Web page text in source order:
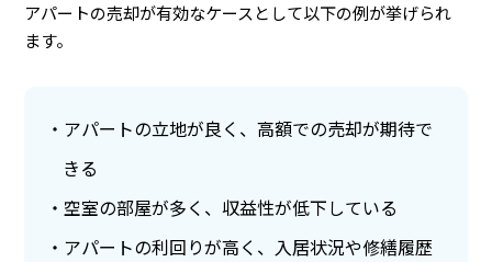
アパートの売却が有効なケースとして以下の例が挙げられ
ます。
アパートの立地が良く、高額での売却が期待で
きる
空室の部屋が多く、収益性が低下している
アパートの利回りが高く、入居状況や修繕履歴